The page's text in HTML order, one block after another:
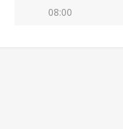
08:00